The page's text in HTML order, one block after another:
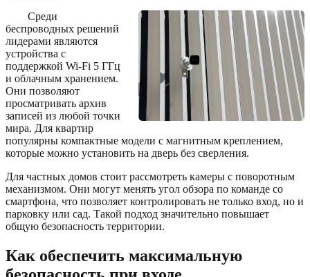
Среди
беспроводных решений
лидерами являются
устройства с
поддержкой Wi-Fi 5 ГГц
и облачным хранением.
Они позволяют
просматривать архив
записей из любой точки
мира. Для квартир
популярны компактные модели с магнитным креплением,
которые можно установить на дверь без сверления.
Для частных домов стоит рассмотреть камеры с поворотным
механизмом. Они могут менять угол обзора по команде со
смартфона, что позволяет контролировать не только вход, но и
парковку или сад. Такой подход значительно повышает
общую безопасность территории.
Как обеспечить максимальную